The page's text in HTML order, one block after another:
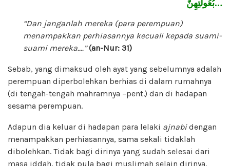
بُعُولَتِهِنَّ…
“Dan janganlah mereka (para perempuan)
menampakkan perhiasannya kecuali kepada suami-
suami mereka….”(an-Nur: 31)
Sebab, yang dimaksud oleh ayat yang sebelumnya adalah
perempuan diperbolehkan berhias di dalam rumahnya
(di tengah-tengah mahramnya –pent.) dan di hadapan
sesama perempuan.
Adapun dia keluar di hadapan para lelaki ajnabidengan
menampakkan perhiasannya, sama sekali tidaklah
dibolehkan. Tidak bagi dirinya yang sudah selesai dari
masa iddah, tidak pula bagi muslimah selain dirinya.